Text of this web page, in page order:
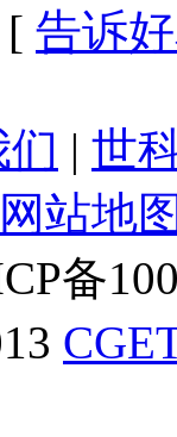
告诉
| 世
网站地
备